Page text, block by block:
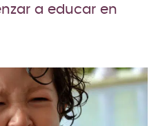
a educar en